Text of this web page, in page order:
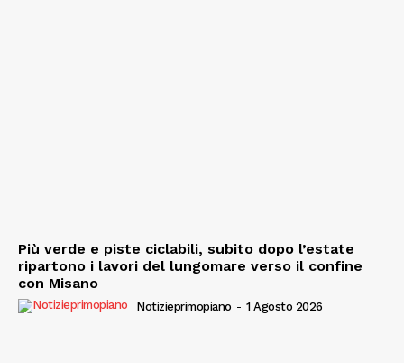
Più verde e piste ciclabili, subito dopo l’estate
ripartono i lavori del lungomare verso il confine
con Misano
Notizieprimopiano - 1 Agosto 2026